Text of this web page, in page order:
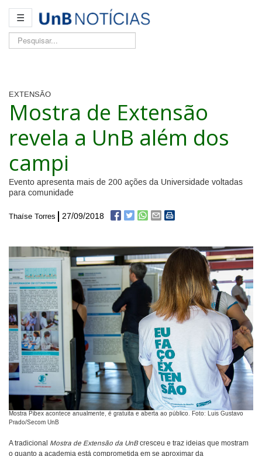
☰
Pesquisar...
EXTENSÃO
Mostra de Extensão
revela a UnB além dos
campi
Evento apresenta mais de 200 ações da Universidade voltadas
para comunidade
Thaíse Torres 27/09/2018
Mostra Pibex acontece anualmente, é gratuita e aberta ao público. Foto: Luis Gustavo
Prado/Secom UnB
A tradicional Mostra de Extensão da UnBcresceu e traz ideias que mostram
o quanto a academia está comprometida em se aproximar da